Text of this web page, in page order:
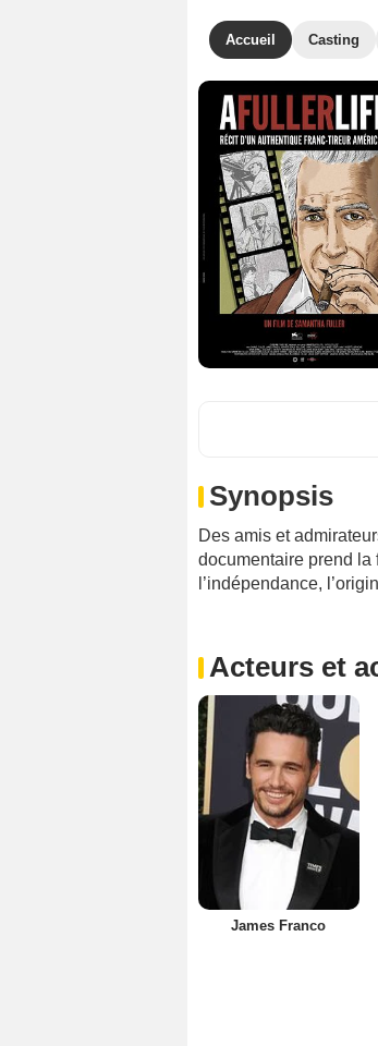
Accueil Casting
Synopsis
Des amis et
documentaire prend la
l’indépendance,
Acteurs et
James Franco